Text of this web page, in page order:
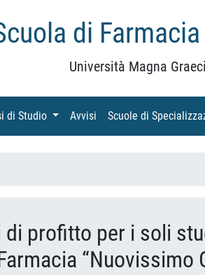
di
Università Magna
di Studio (current)
Avvisi (current)
Scuole di
profitto per i soli
“Nuovissimo